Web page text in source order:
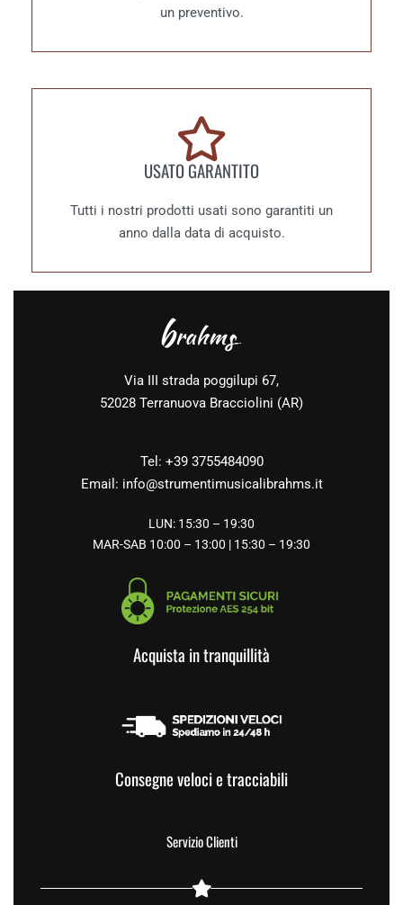
un preventivo.
USATO GARANTITO
Tutti i nostri prodotti usati sono garantiti un
anno dalla data di acquisto.
Via III strada poggilupi 67,
52028 Terranuova Bracciolini (AR)
Tel: +39 3755484090
Email: info@strumentimusicalibrahms.it
LUN: 15:30 – 19:30
MAR-SAB 10:00 – 13:00 | 15:30 – 19:30
Acquista in tranquillità
Consegne veloci e tracciabili
Servizio Clienti